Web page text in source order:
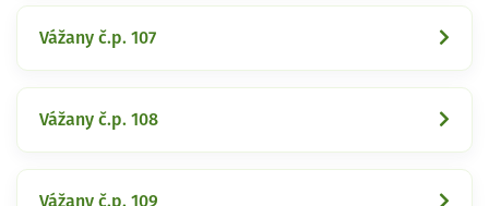
Vážany č.p. 107
Vážany č.p. 108
Vážany č.p. 109